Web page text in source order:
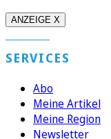
ANZEIGE X
SERVICES
Abo
Meine Artikel
Meine Region
Newsletter